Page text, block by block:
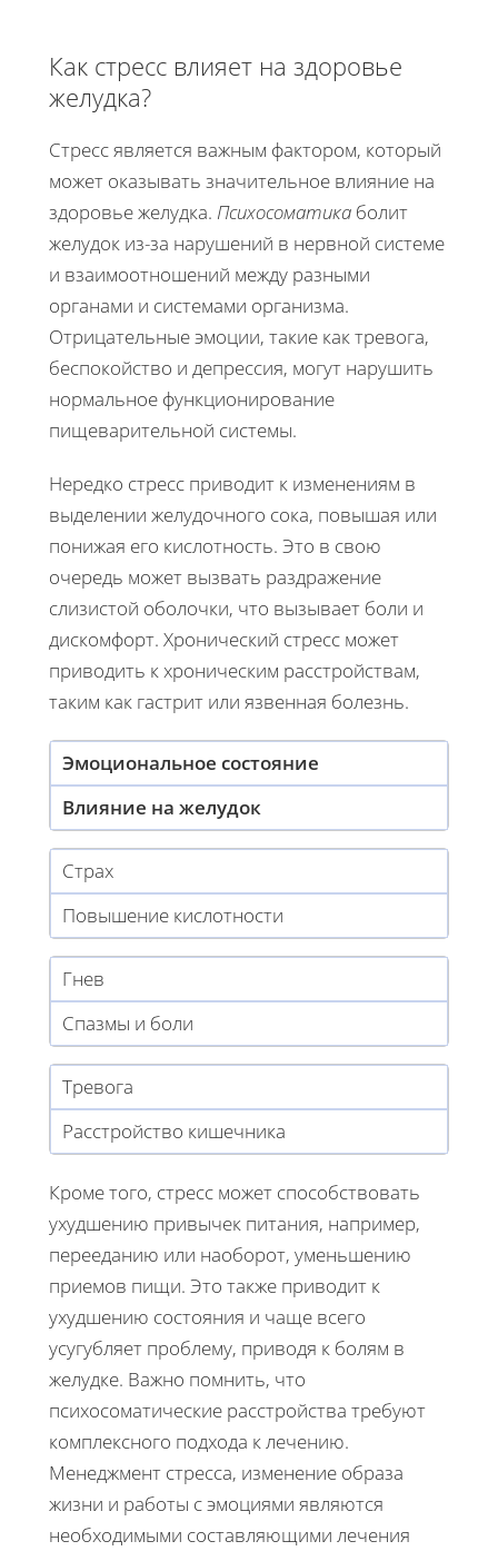
Как стресс влияет на здоровье
желудка?
Стресс является важным фактором, который
может оказывать значительное влияние на
здоровье желудка. Психосоматика болит
желудок из-за нарушений в нервной системе
и взаимоотношений между разными
органами и системами организма.
Отрицательные эмоции, такие как тревога,
беспокойство и депрессия, могут нарушить
нормальное функционирование
пищеварительной системы.
Нередко стресс приводит к изменениям в
выделении желудочного сока, повышая или
понижая его кислотность. Это в свою
очередь может вызвать раздражение
слизистой оболочки, что вызывает боли и
дискомфорт. Хронический стресс может
приводить к хроническим расстройствам,
таким как гастрит или язвенная болезнь.
Эмоциональное состояние
Влияние на желудок
Страх
Повышение кислотности
Гнев
Спазмы и боли
Тревога
Расстройство кишечника
Кроме того, стресс может способствовать
ухудшению привычек питания, например,
перееданию или наоборот, уменьшению
приемов пищи. Это также приводит к
ухудшению состояния и чаще всего
усугубляет проблему, приводя к болям в
желудке. Важно помнить, что
психосоматические расстройства требуют
комплексного подхода к лечению.
Менеджмент стресса, изменение образа
жизни и работы с эмоциями являются
необходимыми составляющими лечения